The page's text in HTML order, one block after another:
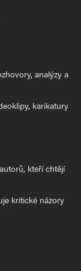
analýzy a
karikatury
kteří chtějí
kritické názory